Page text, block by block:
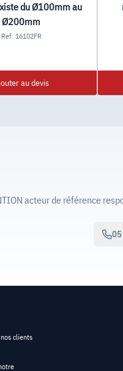
du Ø100mm au
Ø200mm
Ref: 16102FR
au devis
acteur de référence
clients